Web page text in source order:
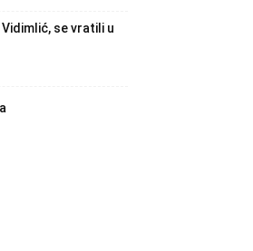
se vratili u